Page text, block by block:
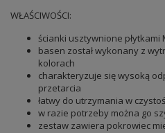
WŁAŚCIWOŚCI:
ścianki usztywnione płytkami
basen został wykonany z
kolorach
charakteryzuje się wysoką
przetarcia
łatwy do utrzymania w
w razie potrzeby można go
zestaw zawiera pokrowiec